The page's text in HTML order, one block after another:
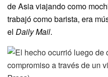
de Asia viajando como
trabajó como barista, era
el Daily Mail.